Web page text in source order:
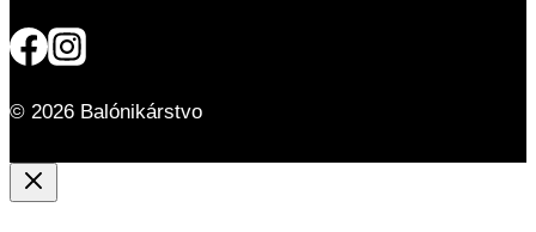
© 2026 Balónikárstvo